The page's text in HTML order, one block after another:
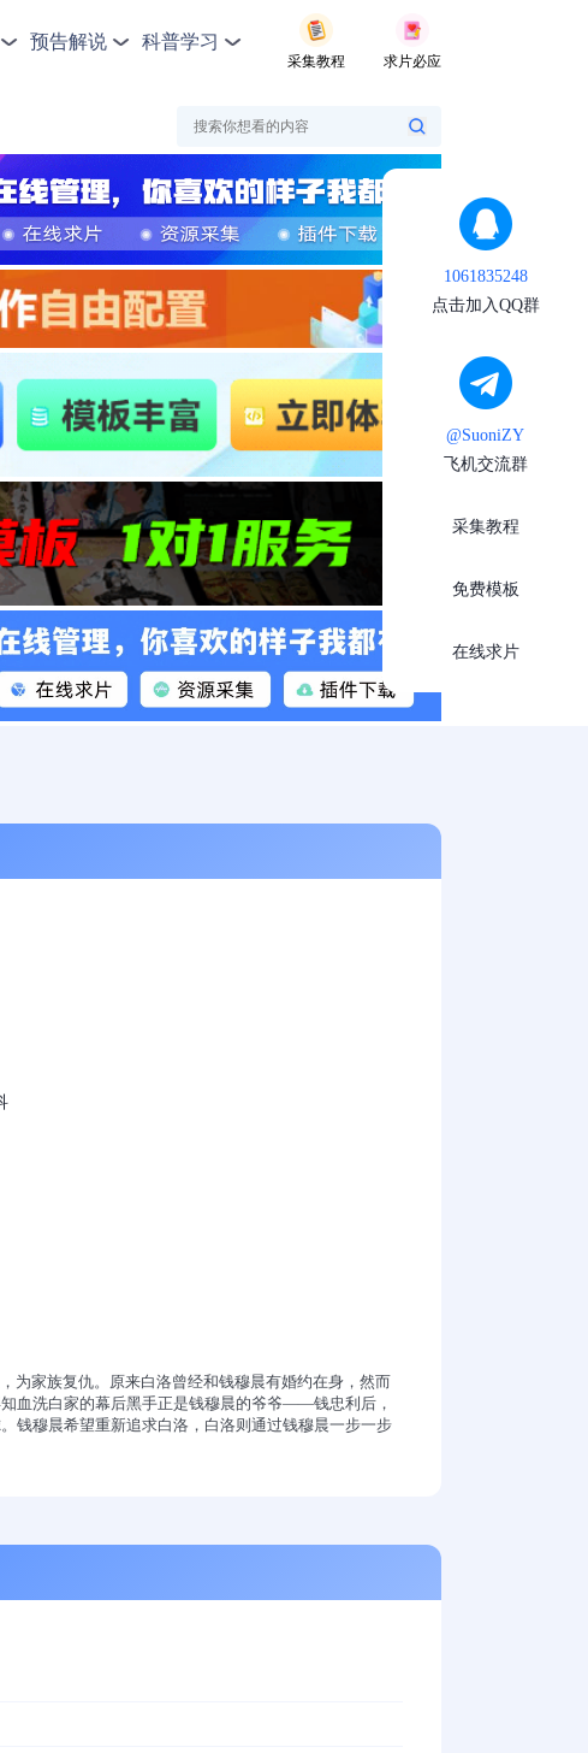
预告解说 科普学习
采集教程 求片必应
为家族复仇。原来白洛曾经和钱穆晨有婚约在身，然而
血洗白家的幕后黑手正是钱穆晨的爷爷——钱忠利后，
钱穆晨希望重新追求白洛，白洛则通过钱穆晨一步一步
1061835248
点击加入QQ群
@SuoniZY
飞机交流群
采集教程
免费模板
在线求片